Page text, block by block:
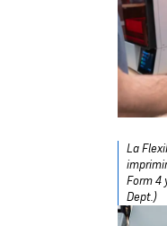
La
Form 4
Dept.)